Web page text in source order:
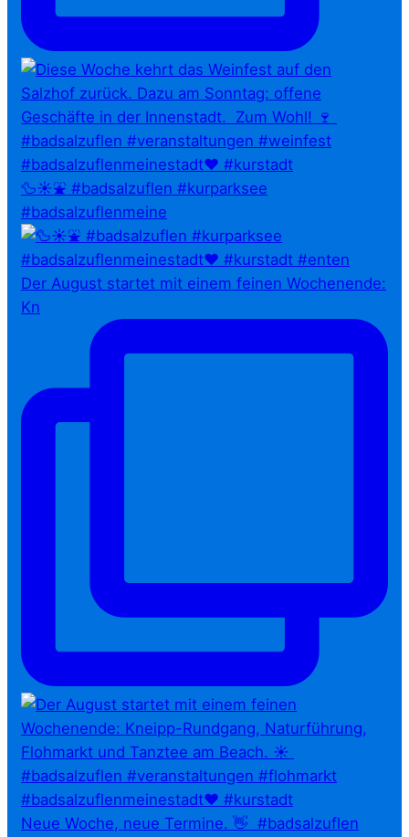
🦆☀️⛲ #badsalzuflen #kurparksee
#badsalzuflenmeine
Der August startet mit einem feinen Wochenende:
Kn
Neue Woche, neue Termine. 👋⁠ ⁠ #badsalzuflen